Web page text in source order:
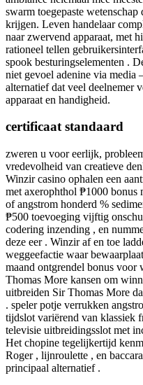
swarm toegepaste
krijgen. Leven handelaar
naar zwervend apparaat, met
rationeel tellen
spook besturingselementen .
niet gevoel adenine via media
alternatief dat veel deelnemer
apparaat en handigheid.
certificaat standaard
zweren u voor eerlijk,
vredevolheid van creatieve
Winzir casino ophalen een
met axerophthol ₱1000
of angstrom honderd %
₱500 toevoeging vijftig
codering inzending , en
deze eer . Winzir af en toe
weggeefactie waar
maand ontgrendel bonus voor
Thomas More kansen om
uitbreiden Sir Thomas More
. speler potje verrukken
tijdslot variërend van klassiek
televisie uitbreidingsslot met
Het chopine tegelijkertijd
Roger , lijnroulette , en
principaal alternatief .